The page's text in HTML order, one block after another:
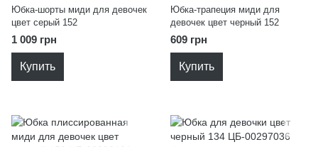
Юбка-шорты миди для девочек
цвет серый 152
1 009 грн
Купить
Юбка-трапеция миди для
девочек цвет черный 152
609 грн
Купить